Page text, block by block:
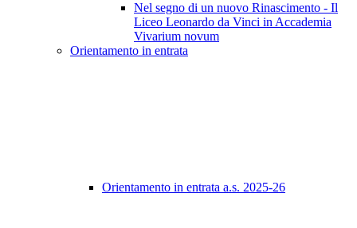
Nel segno di un nuovo Rinascimento - Il
Liceo Leonardo da Vinci in Accademia
Vivarium novum
Orientamento in entrata
Orientamento in entrata a.s. 2025-26